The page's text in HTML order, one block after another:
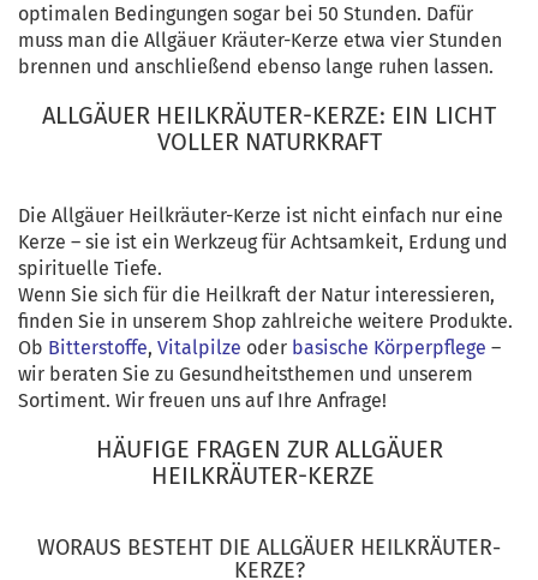
optimalen Bedingungen sogar bei 50 Stunden. Dafür
muss man die Allgäuer Kräuter-Kerze etwa vier Stunden
brennen und anschließend ebenso lange ruhen lassen.
ALLGÄUER HEILKRÄUTER-KERZE: EIN LICHT
VOLLER NATURKRAFT
Die Allgäuer Heilkräuter-Kerze ist nicht einfach nur eine
Kerze – sie ist ein Werkzeug für Achtsamkeit, Erdung und
spirituelle Tiefe.
Wenn Sie sich für die Heilkraft der Natur interessieren,
finden Sie in unserem Shop zahlreiche weitere Produkte.
Ob Bitterstoffe, Vitalpilze oder basische Körperpflege –
wir beraten Sie zu Gesundheitsthemen und unserem
Sortiment. Wir freuen uns auf Ihre Anfrage!
HÄUFIGE FRAGEN ZUR ALLGÄUER
HEILKRÄUTER-KERZE
WORAUS BESTEHT DIE ALLGÄUER HEILKRÄUTER-
KERZE?